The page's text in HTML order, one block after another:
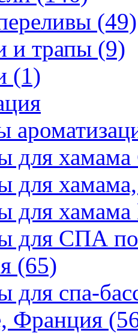
(49)
и трапы (9)
(1)
для
для
для
для СПА
(65)
для спа-
Франция